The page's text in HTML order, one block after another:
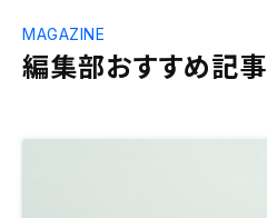
編集部おすすめ記事
MAGAZINE